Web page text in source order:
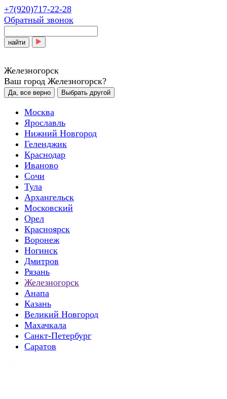
+7(920)717-22-28
Обратный звонок
найти
Железногорск
Ваш город Железногорск?
Да, все верно Выбрать другой
Москва
Ярославль
Нижний Новгород
Геленджик
Краснодар
Иваново
Сочи
Тула
Архангельск
Московский
Орел
Красноярск
Воронеж
Ногинск
Дмитров
Рязань
Железногорск
Анапа
Казань
Великий Новгород
Махачкала
Санкт-Петербург
Саратов